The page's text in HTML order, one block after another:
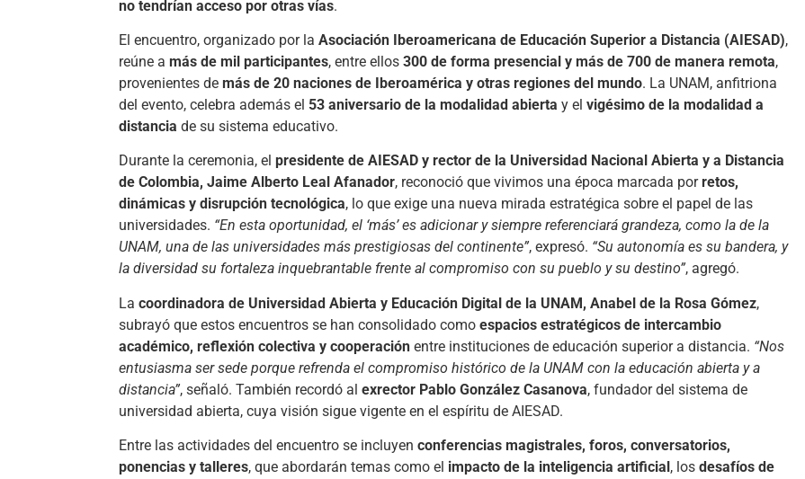
no tendrían acceso por otras vías.
El encuentro, organizado por la Asociación Iberoamericana de Educación Superior a Distancia (AIESAD),
reúne a más de mil participantes, entre ellos 300 de forma presencial y más de 700 de manera remota,
provenientes de más de 20 naciones de Iberoamérica y otras regiones del mundo. La UNAM, anfitriona
del evento, celebra además el 53 aniversario de la modalidad abierta y el vigésimo de la modalidad a
distancia de su sistema educativo.
Durante la ceremonia, el presidente de AIESAD y rector de la Universidad Nacional Abierta y a Distancia
de Colombia, Jaime Alberto Leal Afanador, reconoció que vivimos una época marcada porretos,
dinámicas y disrupción tecnológica, lo que exige una nueva mirada estratégica sobre el papel de las
universidades. “En esta oportunidad, el ‘más’ es adicionar y siempre referenciará grandeza, como la de la
UNAM, una de las universidades más prestigiosas del continente”, expresó. “Su autonomía es su bandera, y
la diversidad su fortaleza inquebrantable frente al compromiso con su pueblo y su destino”, agregó.
La coordinadora de Universidad Abierta y Educación Digital de la UNAM, Anabel de la Rosa Gómez,
subrayó que estos encuentros se han consolidado como espacios estratégicos de intercambio
académico, reflexión colectiva y cooperación entre instituciones de educación superior a distancia. “Nos
entusiasma ser sede porque refrenda el compromiso histórico de la UNAM con la educación abierta y a
distancia”, señaló. También recordó al exrector Pablo González Casanova, fundador del sistema de
universidad abierta, cuya visión sigue vigente en el espíritu de AIESAD.
Entre las actividades del encuentro se incluyen conferencias magistrales, foros, conversatorios,
ponencias y talleres, que abordarán temas como el impacto de la inteligencia artificial , los desafíos de